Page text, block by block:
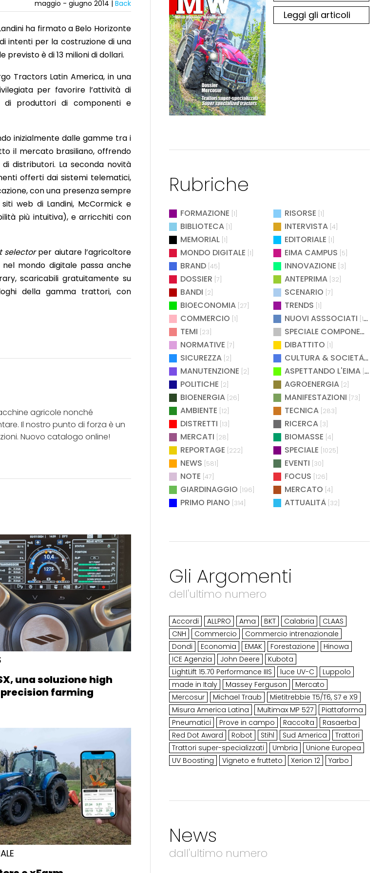
maggio - giugno 2014 | Back
ha firmato a Belo Horizonte
intenti per la costruzione di una
è di 13 milioni di dollari.
Tractors Latin America, in una
per favorire l’attività di
di produttori di componenti e
inizialmente dalle gamme tra i
il mercato brasiliano, offrendo
distributori. La seconda novità
offerti dai sistemi telematici,
con una presenza sempre
web di Landini, McCormick e
più intuitiva), e arricchiti con
selectorper aiutare l’agricoltore
mondo digitale passa anche
scaricabili gratuitamente su
della gamma trattori, con
agricole nonché
Il nostro punto di forza è un
Nuovo catalogo online!
una soluzione high
farming
Leggi gli articoli
Rubriche
FORMAZIONE [1] RISORSE [1]
BIBLIOTECA [1] INTERVISTA [4]
MEMORIAL [1] EDITORIALE [1]
MONDO DIGITALE [1] EIMA CAMPUS [5]
BRAND [45] INNOVAZIONE [3]
DOSSIER [7] ANTEPRIMA [32]
BANDI [2] SCENARIO [7]
BIOECONOMIA [27] TRENDS [1]
COMMERCIO [1] NUOVI ASSSOCIATI [15]
TEMI [23]
SPECIALE COMPONENTISTICA
NORMATIVE [7] DIBATTITO [1]
SICUREZZA [2] CULTURA & SOCIETÀ[2]
MANUTENZIONE [2] ASPETTANDO L'EIMA [4]
POLITICHE [2] AGROENERGIA [2]
BIOENERGIA [26] MANIFESTAZIONI [73]
AMBIENTE [12] TECNICA [283]
DISTRETTI [13] RICERCA [3]
MERCATI [28] BIOMASSE [4]
REPORTAGE [222] SPECIALE [1025]
NEWS [581] EVENTI [30]
NOTE [47] FOCUS [126]
GIARDINAGGIO [196] MERCATO [4]
PRIMO PIANO [314] ATTUALITÀ [32]
Gli Argomenti
dell'ultimo numero
Accordi ALLPRO Ama BKT Calabria
CLAAS
CNH
Commercio
Commercio intrenazionale
Dondi
Economia EMAK Forestazione
Hinowa
ICE Agenzia
John Deere
Kubota
LightLift 15.70 Performance IIIS
luce UV-C
Luppolo
made in Italy
Massey Ferguson
Mercato
Mercosur
Michael Traub
Mietitrebbie T5/T6, S7 e X9
Misura America Latina
Multimax MP 527
Piattaforma
Pneumatici
Prove in campo Raccolta
Rasaerba
Red Dot Award
Robot Stihl Sud America
Trattori
Trattori super-specializzati
Umbria
Unione Europea
UV Boosting
Vigneto e frutteto Xerion 12 Yarbo
News
dall'ultimo numero